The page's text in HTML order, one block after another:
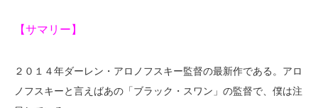
【サマリー】
２０１４年ダーレン・アロノフスキー監督の最新作である。アロ
ノフスキーと言えばあの「ブラック・スワン」の監督で、僕は注